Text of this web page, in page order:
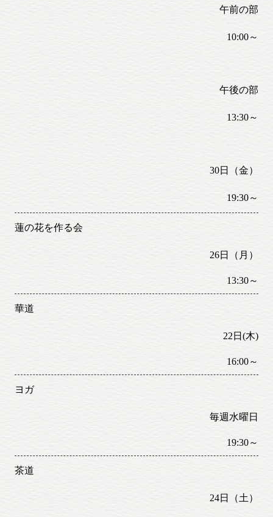
午前の部
10:00～
午後の部
13:30～
30日（金）
19:30～
蓮の花を作る会
26日（月）
13:30～
華道
22日(木)
16:00～
ヨガ
毎週水曜日
19:30～
茶道
24日（土）